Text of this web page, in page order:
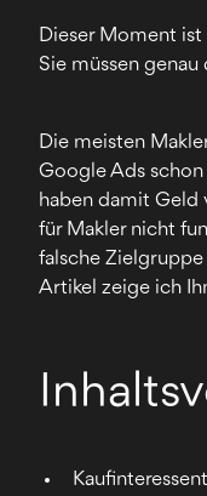
Dieser Moment ist
Sie müssen genau
Die meisten
Google Ads
haben damit Geld
für Makler nicht
falsche Zielgruppe
Artikel zeige ich